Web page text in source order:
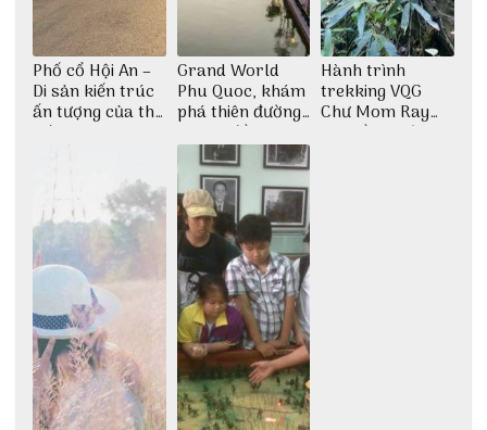
Phố cổ Hội An –
Di sản kiến trúc
ấn tượng của thế
giới
Grand World
Phu Quoc, khám
phá thiên đường
giải trí đầy sôi
động
Hành trình
trekking VQG
Chư Mom Ray
tìm về núi rừng